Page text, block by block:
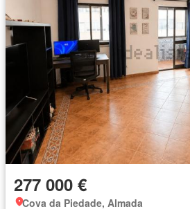
277 000 €
Cova da Piedade, Almada